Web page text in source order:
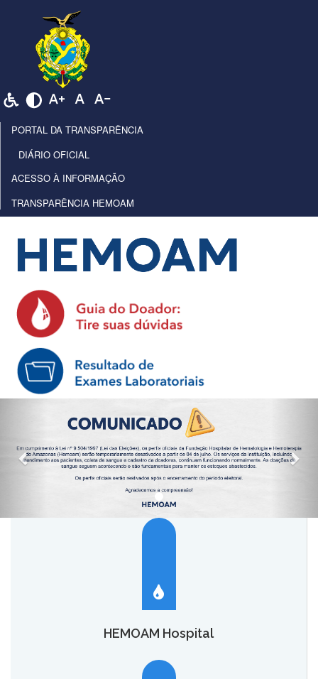
PORTAL DA TRANSPARÊNCIA
DIÁRIO OFICIAL
ACESSO À INFORMAÇÃO
TRANSPARÊNCIA HEMOAM
HEMOAM Hospital
O HEMOAM Hospital vai aumentar em até seis vezes a